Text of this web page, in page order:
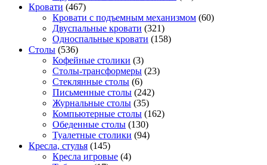
Кровати (467)
Кровати с подъемным механизмом (60)
Двуспальные кровати (321)
Односпальные кровати (158)
Столы (536)
Кофейные столики (3)
Столы-трансформеры (23)
Стеклянные столы (6)
Письменные столы (242)
Журнальные столы (35)
Компьютерные столы (162)
Обеденные столы (130)
Туалетные столики (94)
Кресла, стулья (145)
Кресла игровые (4)